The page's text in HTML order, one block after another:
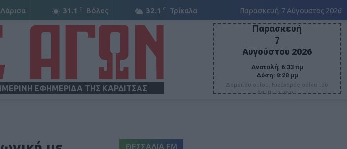
Λάρισα 31.1 C Βόλος 32.1 C Τρίκαλα Παρασκευή, 7 Αύγουστος 2026
ΕΦΗΜΕΡΙΔΑ ΤΗΣ ΚΑΡΔΙΤΣΑΣ
Παρασκευή
7
Αυγούστου 2026
Ανατολή: 6:33 πμ
Δύση: 8:28 μμ
Δομετίου οσίου, Νικάνορος οσίου του
θαυματουργού
ΘΕΣΣΑΛΙΑ FM